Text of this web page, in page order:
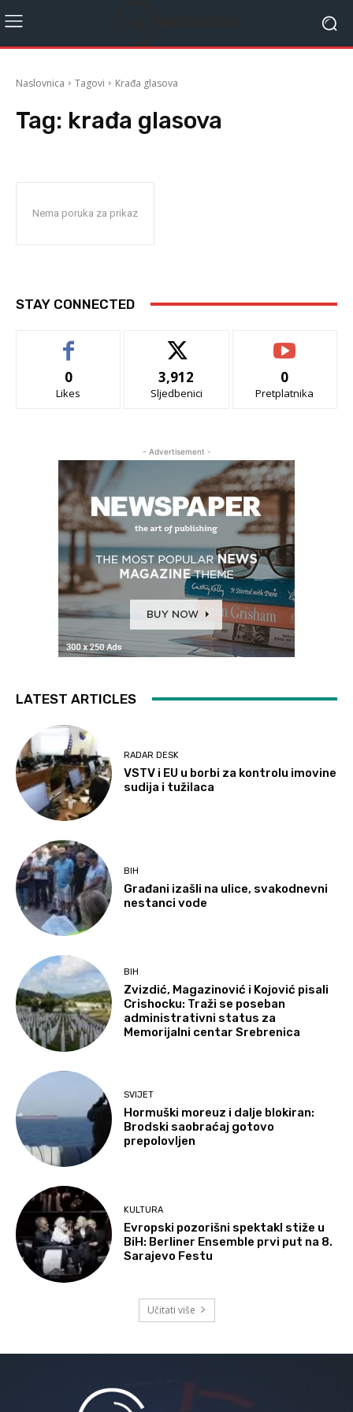
Naslovnica Tagovi Krađa glasova
Tag: krađa glasova
Nema poruka za prikaz
STAY CONNECTED
0
Likes
3,912
Sljedbenici
0
Pretplatnika
- Advertisement -
LATEST ARTICLES
RADAR DESK
VSTV i EU u borbi za kontrolu imovine
sudija i tužilaca
BIH
Građani izašli na ulice, svakodnevni
nestanci vode
BIH
Zvizdić, Magazinović i Kojović pisali
Crishocku: Traži se poseban
administrativni status za
Memorijalni centar Srebrenica
SVIJET
Hormuški moreuz i dalje blokiran:
Brodski saobraćaj gotovo
prepolovljen
KULTURA
Evropski pozorišni spektakl stiže u
BiH: Berliner Ensemble prvi put na 8.
Sarajevo Festu
Učitati više